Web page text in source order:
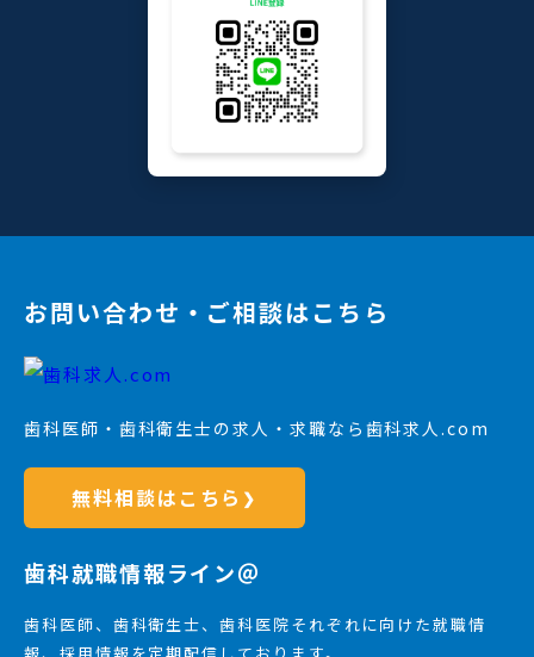
お問い合わせ・ご相談はこちら
歯科医師・歯科衛生士の求人・求職なら歯科求人.com
無料相談はこちら ❯
歯科就職情報ライン＠
歯科医師、歯科衛生士、歯科医院それぞれに向けた就職情
報、採用情報を定期配信しております。